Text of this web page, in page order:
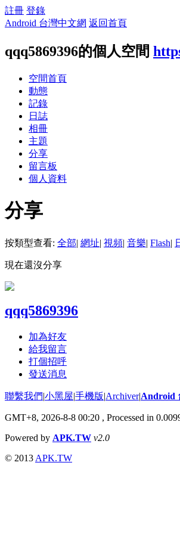
註冊 登錄
Android 台灣中文網 返回首頁
qqq5869396的個人空間
空間首頁
動態
記錄
日誌
相冊
主題
分享
留言板
個人資料
分享
按類型查看: 全部| 網址| 視頻| 音樂| Flash|
現在還沒分享
qqq5869396
加為好友
給我留言
打個招呼
發送消息
聯繫我們|小黑屋|手機版|Archiver|Android
GMT+8, 2026-8-8 00:20 , Processed in
Powered by APK.TW v2.0
© 2013 APK.TW